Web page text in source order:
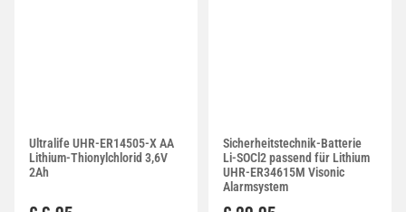
Ultralife UHR-ER14505-X AA
Lithium-Thionylchlorid 3,6V
2Ah
Sicherheitstechnik-Batterie
Li-SOCl2 passend für Lithium
UHR-ER34615M Visonic
Alarmsystem